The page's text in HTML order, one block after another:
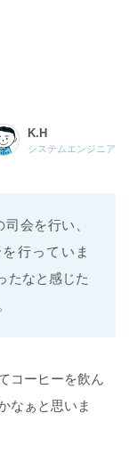
K.H
システムエンジニア
会を行い、
行っていま
たなと感じた
コーヒーを飲ん
なぁと思いま